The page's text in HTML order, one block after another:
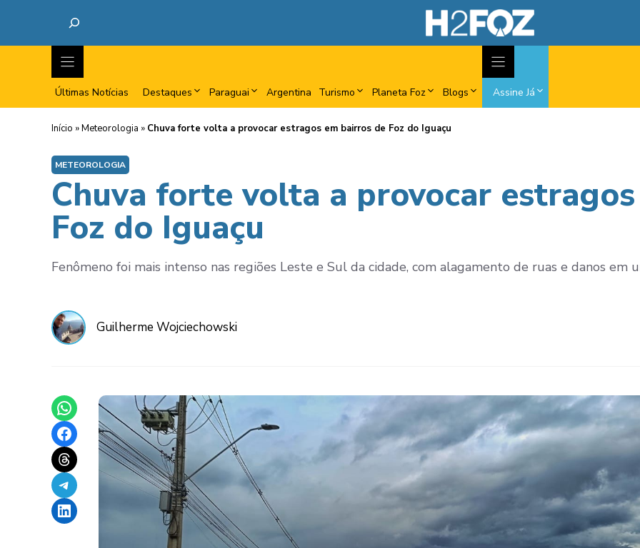
Últimas Notícias Destaques Paraguai Argentina Turismo Planeta Foz Blogs Assine Já
Início »Meteorologia » Chuva forte volta a provocar estragos em bairros de Foz do Iguaçu
METEOROLOGIA
Chuva forte volta a provocar
Foz do Iguaçu
Fenômeno foi mais intenso nas regiões Leste e Sul da cidade, com alagamento de ruas e danos em
Guilherme Wojciechowski
Share on WhatsApp
Share on Facebook
Share on Threads
Share on Telegram
Share on LinkedIn